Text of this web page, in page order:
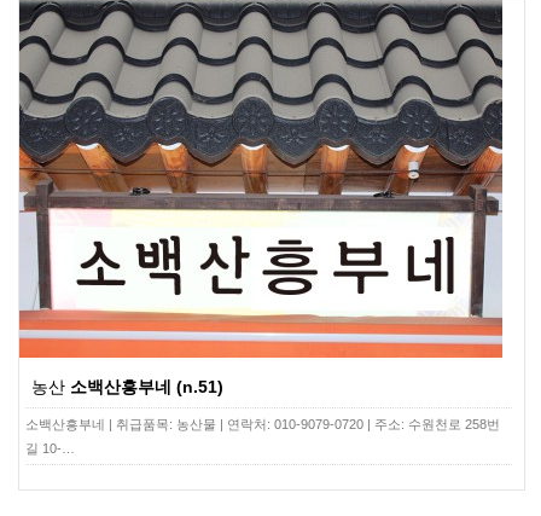
농산 소백산흥부네 (n.51)
소백산흥부네 | 취급품목: 농산물 | 연락처: 010-9079-0720 | 주소: 수원천로 258번
길 10-…